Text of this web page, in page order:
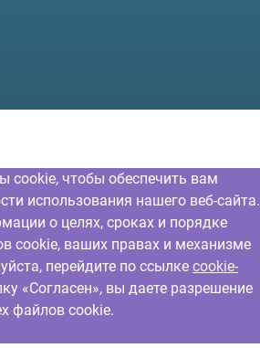
cookie, чтобы обеспечить вам
использования нашего веб-сайта.
о целях, сроках и порядке
cookie, ваших правах и механизме
перейдите по ссылке cookie-
«Согласен», вы даете разрешение
файлов cookie.